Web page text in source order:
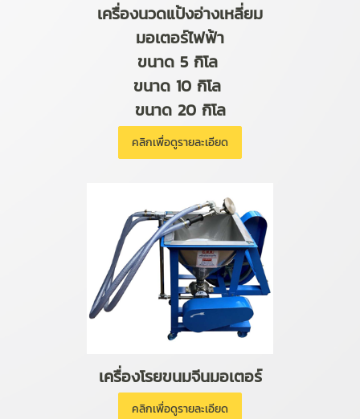
เครื่องนวดแป้งอ่างเหลี่ยม
มอเตอร์ไฟฟ้า
ขนาด 5 กิโล
ขนาด 10 กิโล
ขนาด 20 กิโล
คลิกเพื่อดูรายละเอียด
เครื่องโรยขนมจีนมอเตอร์
คลิกเพื่อดูรายละเอียด